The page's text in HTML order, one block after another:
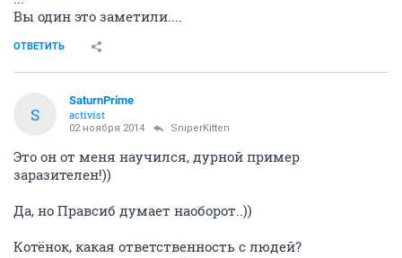
Вы один это заметили....
ОТВЕТИТЬ
S
SaturnPrime
activist
02 ноября 2014 SniperKitten
Это он от меня научился, дурной пример
заразителен!))
Да, но Правсиб думает наоборот..))
Котёнок, какая ответственность с людей?